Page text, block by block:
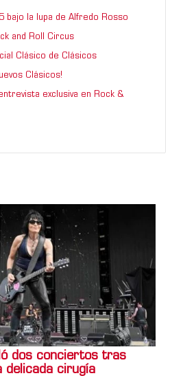
bajo la lupa de Alfredo Rosso
and Roll Circus
Clásico de Clásicos
Clásicos!
exclusiva en Rock &
dos conciertos tras
delicada cirugía